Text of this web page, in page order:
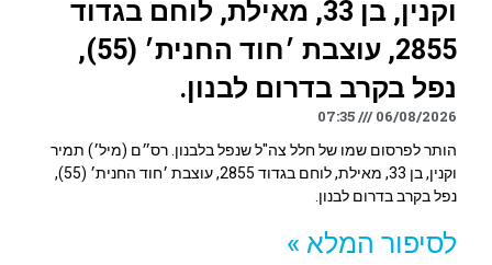
וקנין, בן 33, מאילת, לוחם בגדוד
2855, עוצבת ׳חוד החנית׳ (55),
נפל בקרב בדרום לבנון.
06/08/2026
07:35
הותר לפרסום שמו של חלל צה"ל שנפל בלבנון. רס״ם (מיל׳) תמיר
וקנין, בן 33, מאילת, לוחם בגדוד 2855, עוצבת ׳חוד החנית׳ (55),
נפל בקרב בדרום לבנון.
לסיפור המלא »